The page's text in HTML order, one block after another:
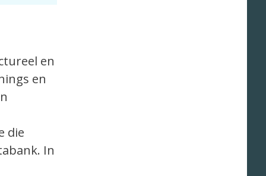
en
en
die
In